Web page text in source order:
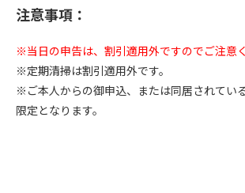
注意事項：
※当日の申告は、割引適用外ですのでご注意
※定期清掃は割引適用外です。
※ご本人からの御申込、または同居されてい
限定となります。